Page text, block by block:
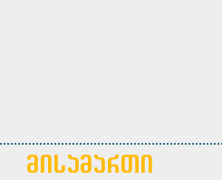
მისამართი